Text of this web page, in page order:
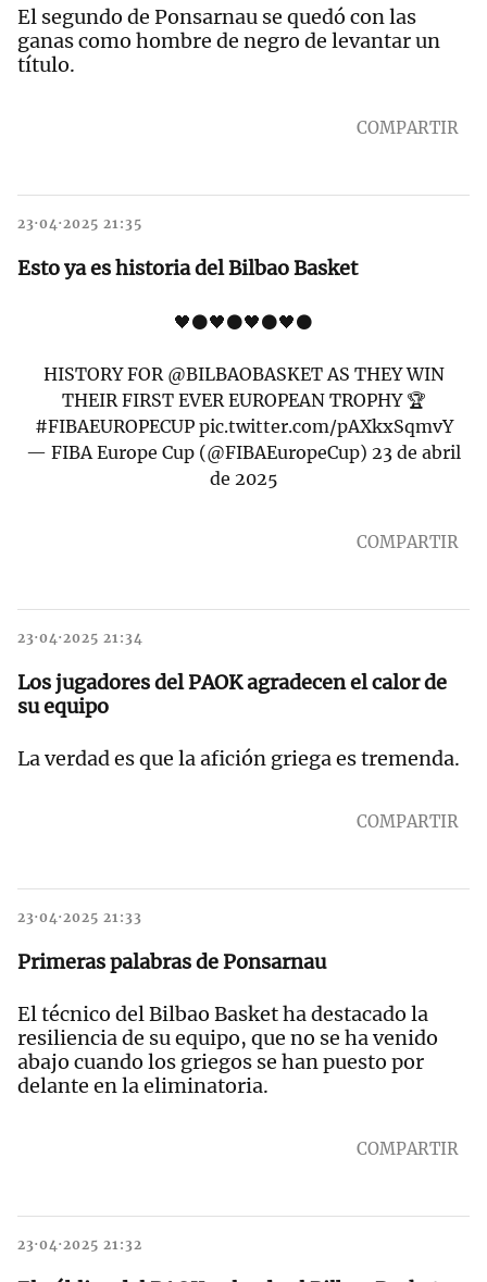
El segundo de Ponsarnau se quedó con las
ganas como hombre de negro de levantar un
título.
COMPARTIR
23·04·2025 21:35
Esto ya es historia del Bilbao Basket
🖤⚫🖤⚫🖤⚫🖤⚫
HISTORY FOR @BILBAOBASKETAS THEY WIN
THEIR FIRST EVER EUROPEAN TROPHY 🏆
#FIBAEUROPECUP pic.twitter.com/pAXkxSqmvY
— FIBA Europe Cup (@FIBAEuropeCup) 23 de abril
de 2025
COMPARTIR
23·04·2025 21:34
Los jugadores del PAOK agradecen el calor de
su equipo
La verdad es que la afición griega es tremenda.
COMPARTIR
23·04·2025 21:33
Primeras palabras de Ponsarnau
El técnico del Bilbao Basket ha destacado la
resiliencia de su equipo, que no se ha venido
abajo cuando los griegos se han puesto por
delante en la eliminatoria.
COMPARTIR
23·04·2025 21:32